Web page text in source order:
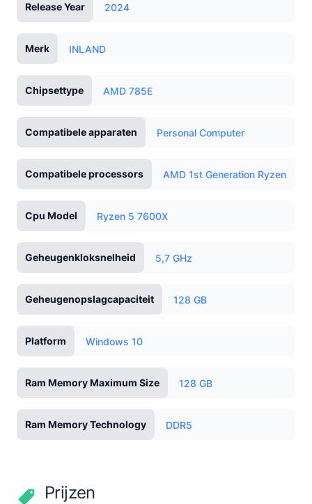
Release Year 2024
Merk INLAND
Chipsettype AMD 785E
Compatibele apparaten Personal Computer
Compatibele processors AMD 1st Generation Ryzen
Cpu Model Ryzen 5 7600X
Geheugenkloksnelheid 5,7 GHz
Geheugenopslagcapaciteit 128 GB
Platform Windows 10
Ram Memory Maximum Size 128 GB
Ram Memory Technology DDR5
Prijzen